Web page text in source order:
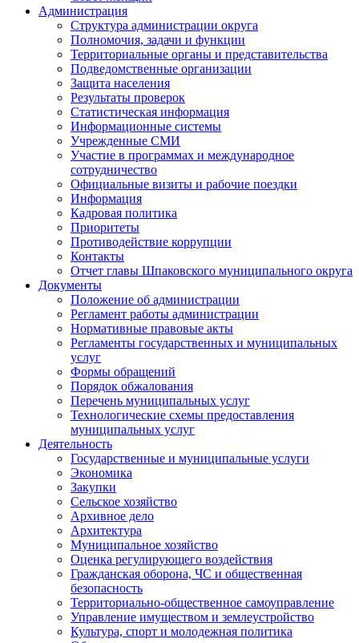
Администрация
Структура администрации округа
Полномочия, задачи и функции
Территориальные органы и представительства
Подведомственные организации
Защита населения
Результаты проверок
Статистическая информация
Информационные системы
Учрежденные СМИ
Участие в программах и международное
сотрудничество
Официальные визиты и рабочие поездки
Информация
Кадровая политика
Приоритеты
Противодействие коррупции
Контакты
Отчет главы Шпаковского муниципального округа
Документы
Положение об администрации
Регламент работы администрации
Нормативные правовые акты
Регламенты государственных и муниципальных
услуг
Формы обращений
Порядок обжалования
Перечень муниципальных услуг
Технологические схемы предоставления
муниципальных услуг
Деятельность
Государственные и муниципальные услуги
Экономика
Закупки
Сельское хозяйство
Архивное дело
Архитектура
Муниципальное хозяйство
Оценка регулирующего воздействия
Гражданская оборона, ЧС и общественная
безопасность
Территориально-общественное самоуправление
Управление имуществом и землеустройство
Культура, спорт и молодежная политика